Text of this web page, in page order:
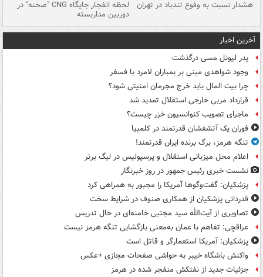
هشدار نسبت به وفوع تندباد در تهران لحظه انفجار جایگاه CNG "صحنه" در
دوربین مداربسته
آخرین اخبار
پدر لیونل مسی درگذشت
وجود شواهدی مبنی بر بمباران لامرد با فسفر
چرا بیت المال باید خرج مجرمان امنیتی شود؟
قرارداد مربی خارجی استقلال تمدید شد
ماجرای تصویب کنوانسیون خزر چیست؟
فوران یک آتشفشان قدرتمند در کلمبیا
تنگه هرمز، برگ برنده ایران قدرتمند!
اعلام محل میزبانی استقلال و پرسپولیس در لیگ برتر
نشست خبری رئیس جمهور در روز خبرنگار
پزشکیان: گفت‌وگوها آمریکا را مجبور به همراهی کرد
قدردانی پزشکیان از همکاری صنوف در شرایط سخت
تصاویری از آیت‌الله سید مجتبی خامنه‌ای در حال تدریس
عراقچی: تفاهم با عمان به‌معنی بازگشایی تنگه هرمز نیست
پزشکیان: آمریکا استعمارگر و قاتل است
واکنش باشگاه خیبر به حواشی صفحات مجازی +عکس
جزئیات جدید از نفتکش منفجر شده در هرمز